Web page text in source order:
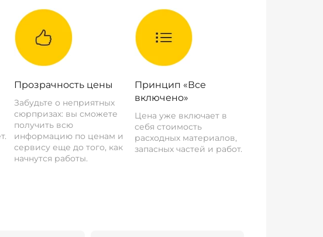
Прозрачность цены
Забудьте о неприятных
сюрпризах: вы сможете
получить всю
информацию по ценам и
сервису еще до того, как
начнутся работы.
Принцип «Все
включено»
Цена уже включает в
себя стоимость
расходных материалов,
запасных частей и работ.